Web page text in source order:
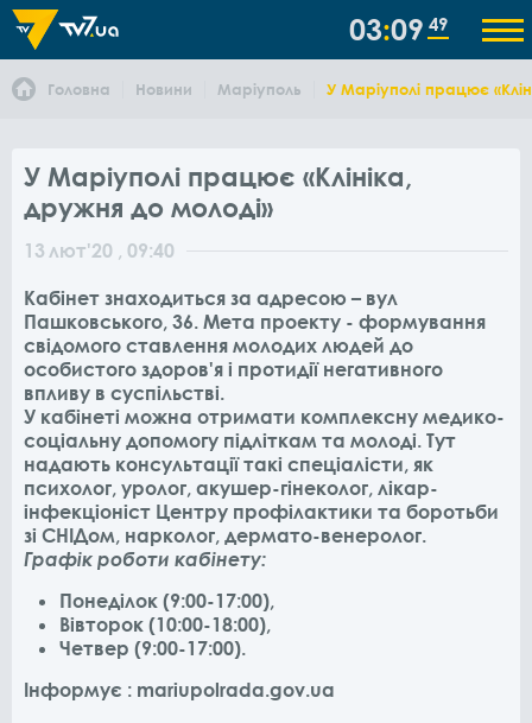
03 09 49
Головна Новини Маріуполь У Маріуполі працює
У Маріуполі працює «Клініка,
дружня до молоді»
13 лют'20 , 09:40
Кабінет знаходиться за адресою – вул
Пашковського, 36. Мета проекту - формування
свідомого ставлення молодих людей до
особистого здоров'я і протидії негативного
впливу в суспільстві.
У кабінеті можна отримати комплексну медико-
соціальну допомогу підліткам та молоді. Тут
надають консультації такі спеціалісти, як
психолог, уролог, акушер-гінеколог, лікар-
інфекціоніст Центру профілактики та боротьби
зі СНІДом, нарколог, дермато-венеролог.
Графік роботи кабінету:
Понеділок (9:00-17:00),
Вівторок (10:00-18:00),
Четвер (9:00-17:00).
Інформує : mariupolrada.gov.ua